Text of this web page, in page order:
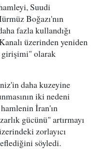
Suudi
Boğazı'nın
fazla kullandığı
üzerinden yeniden
girişimi" olarak
daha kuzeyine
iki nedeni
İran'ın
gücünü" artırmayı
zorlayıcı
söyledi.